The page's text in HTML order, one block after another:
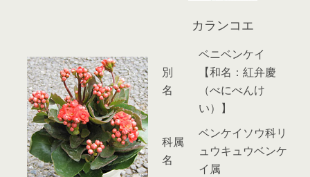
カランコエ
別
名
ベニベンケイ
【和名：紅弁慶
（べにべんけ
い）】
科属
名
ベンケイソウ科リ
ュウキュウベンケ
イ属